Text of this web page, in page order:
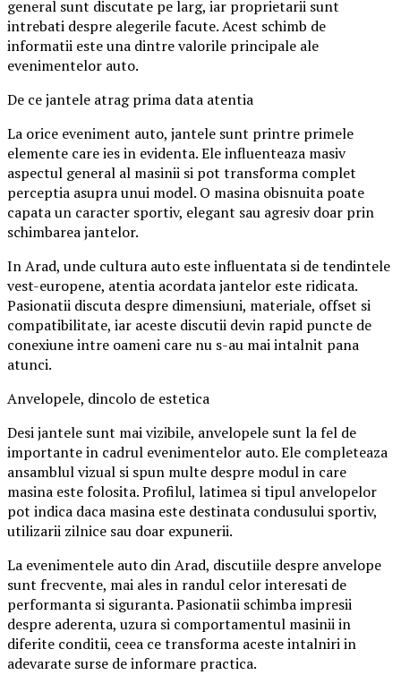
general sunt discutate pe larg, iar proprietarii sunt
intrebati despre alegerile facute. Acest schimb de
informatii este una dintre valorile principale ale
evenimentelor auto.
De ce jantele atrag prima data atentia
La orice eveniment auto, jantele sunt printre primele
elemente care ies in evidenta. Ele influenteaza masiv
aspectul general al masinii si pot transforma complet
perceptia asupra unui model. O masina obisnuita poate
capata un caracter sportiv, elegant sau agresiv doar prin
schimbarea jantelor.
In Arad, unde cultura auto este influentata si de tendintele
vest-europene, atentia acordata jantelor este ridicata.
Pasionatii discuta despre dimensiuni, materiale, offset si
compatibilitate, iar aceste discutii devin rapid puncte de
conexiune intre oameni care nu s-au mai intalnit pana
atunci.
Anvelopele, dincolo de estetica
Desi jantele sunt mai vizibile, anvelopele sunt la fel de
importante in cadrul evenimentelor auto. Ele completeaza
ansamblul vizual si spun multe despre modul in care
masina este folosita. Profilul, latimea si tipul anvelopelor
pot indica daca masina este destinata condusului sportiv,
utilizarii zilnice sau doar expunerii.
La evenimentele auto din Arad, discutiile despre anvelope
sunt frecvente, mai ales in randul celor interesati de
performanta si siguranta. Pasionatii schimba impresii
despre aderenta, uzura si comportamentul masinii in
diferite conditii, ceea ce transforma aceste intalniri in
adevarate surse de informare practica.